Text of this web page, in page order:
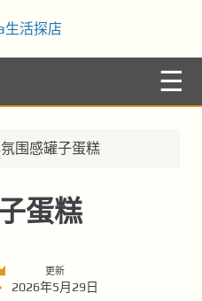
KuiHua生活探
店
围感罐子蛋糕
蛋糕
更新
2026年5月29日